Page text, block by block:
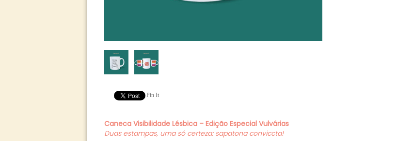
Pin It
Caneca Visibilidade Lésbica – Edição Especial Vulvárias
Duas estampas, uma só certeza: sapatona conviccta!